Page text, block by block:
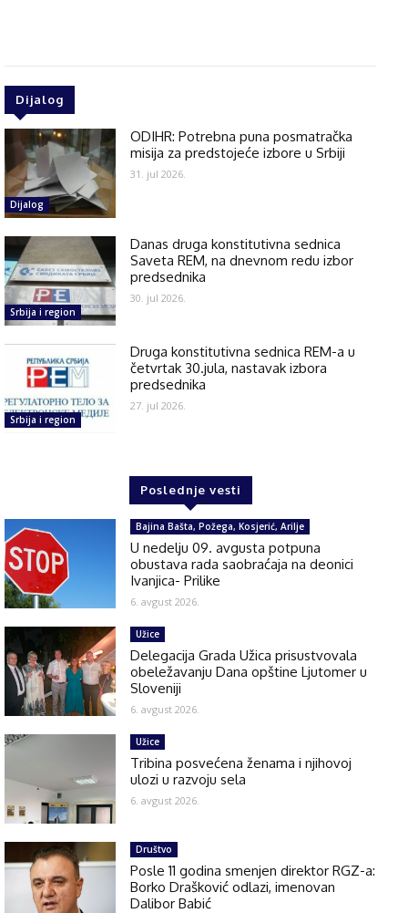
Dijalog
Dijalog
ODIHR: Potrebna puna posmatračka
misija za predstojeće izbore u Srbiji
31. jul 2026.
Srbija i region
Danas druga konstitutivna sednica
Saveta REM, na dnevnom redu izbor
predsednika
30. jul 2026.
Srbija i region
Druga konstitutivna sednica REM-a u
četvrtak 30.jula, nastavak izbora
predsednika
27. jul 2026.
Poslednje vesti
Bajina Bašta, Požega, Kosjerić, Arilje
U nedelju 09. avgusta potpuna
obustava rada saobraćaja na deonici
Ivanjica- Prilike
6. avgust 2026.
Užice
Delegacija Grada Užica prisustvovala
obeležavanju Dana opštine Ljutomer u
Sloveniji
6. avgust 2026.
Užice
Tribina posvećena ženama i njihovoj
ulozi u razvoju sela
6. avgust 2026.
Društvo
Posle 11 godina smenjen direktor RGZ-a:
Borko Drašković odlazi, imenovan
Dalibor Babić